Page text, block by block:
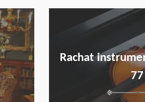
Rachat
77
en savoir